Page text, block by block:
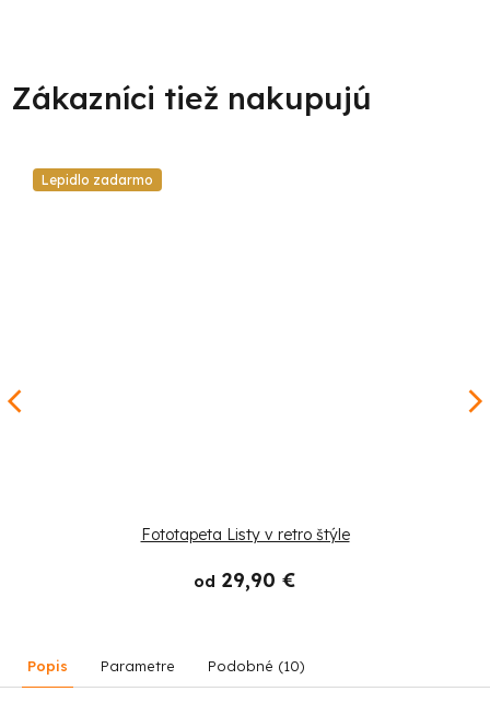
Lepidlo zadarmo
Fototapeta Listy v retro štýle
od 29,90 €
Popis Parametre Podobné (10)